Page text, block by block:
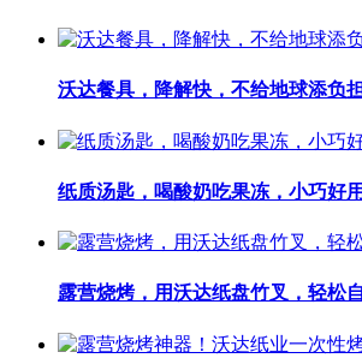
沃达餐具，降解快，不给地球添负
纸质汤匙，喝酸奶吃果冻，小巧好用
露营烧烤，用沃达纸盘竹叉，轻松